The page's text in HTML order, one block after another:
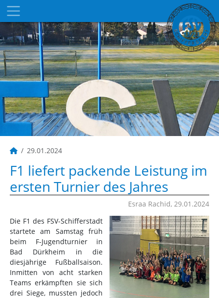
29.01.2024
F1 liefert packende Leistung im
ersten Turnier des Jahres
Esraa Rachid, 29.01.2024
Die F1 des FSV-Schifferstadt
startete am Samstag früh
beim F-Jugendturnier in
Bad Dürkheim in die
diesjährige Fußballsaison.
Inmitten von acht starken
Teams erkämpften sie sich
drei Siege, mussten jedoch